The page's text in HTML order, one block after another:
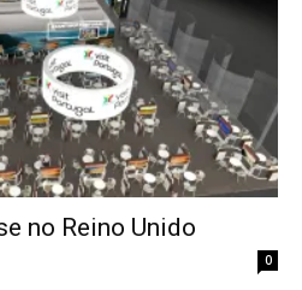
no Reino Unido
0